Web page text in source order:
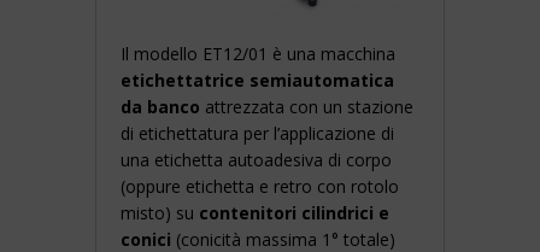
Il modello ET12/01 è una macchina
etichettatrice semiautomatica
da banco attrezzata con un stazione
di etichettatura per l’applicazione di
una etichetta autoadesiva di corpo
(oppure etichetta e retro con rotolo
misto) su contenitori cilindrici e
conici (conicità massima 1° totale)